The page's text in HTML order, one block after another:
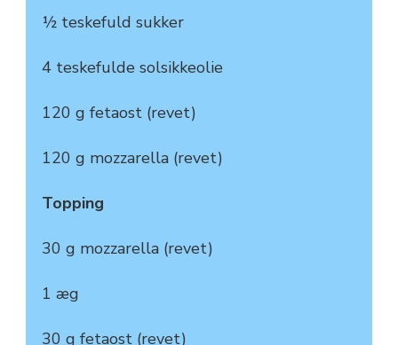
½ teskefuld sukker
4 teskefulde solsikkeolie
120 g fetaost (revet)
120 g mozzarella (revet)
Topping
30 g mozzarella (revet)
1 æg
30 g fetaost (revet)